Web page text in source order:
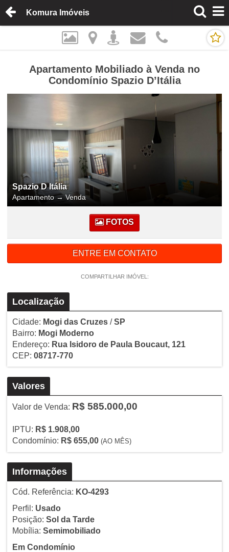
Komura Imóveis
Apartamento Mobiliado à Venda no
Condomínio Spazio D’Itália
Spazio D Itália
Apartamento→Venda
FOTOS
ENTRE EM CONTATO
COMPARTILHAR IMÓVEL:
Localização
Cidade: Mogi das Cruzes/SP
Bairro: Mogi Moderno
Endereço: Rua Isidoro de Paula Boucaut, 121
CEP: 08717-770
Valores
Valor de Venda: R$ 585.000,00
IPTU: R$ 1.908,00
Condomínio: R$ 655,00 (AO MÊS)
Informações
Cód. Referência: KO-4293
Perfil: Usado
Posição: Sol da Tarde
Mobília: Semimobiliado
Em Condomínio